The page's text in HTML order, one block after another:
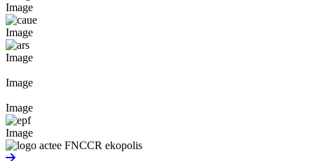
Image
Image
Image
Image
Image
Image